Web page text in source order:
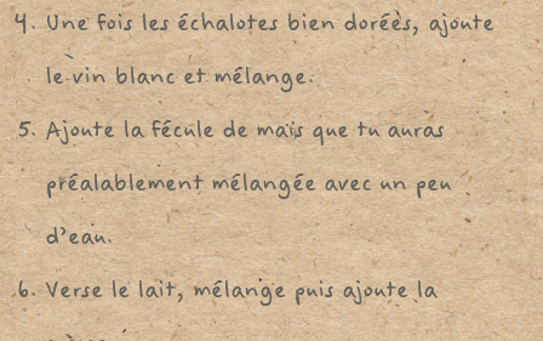
Une fois les échalotes bien dorées, ajoute
le vin blanc et mélange.
Ajoute la fécule de maïs que tu auras
préalablement mélangée avec un peu
d’eau.
Verse le lait, mélange puis ajoute la